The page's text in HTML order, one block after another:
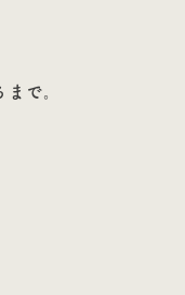
で。